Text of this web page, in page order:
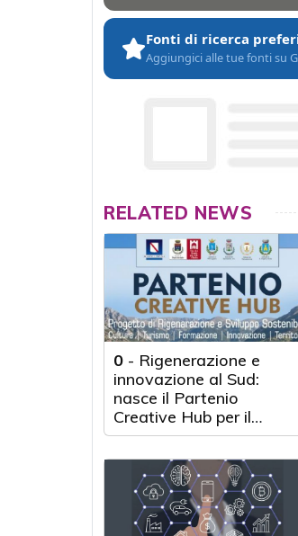
Fonti di ricerca
Aggiungici alle tue fonti su
RELATED NEWS
0 - Rigenerazione e
innovazione al Sud:
nasce il Partenio
Creative Hub per il
rilancio del territorio